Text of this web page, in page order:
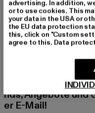
MELDE
BEN!
Melde dich hier für
erhalte künftig
nds, Angebote und
er E-Mail!
advertising. In addition,
or to use cookies. This
your data in the USA or
the EU data protection
this, click on "Custom
agree to this. Data